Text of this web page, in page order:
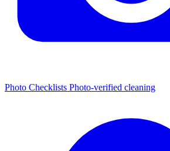
Photo Checklists Photo-verified cleaning